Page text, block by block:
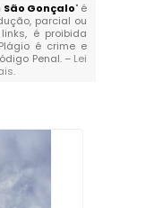
São Gonçalo" é
parcial ou
é proibida
é crime e
Penal. – Lei
.